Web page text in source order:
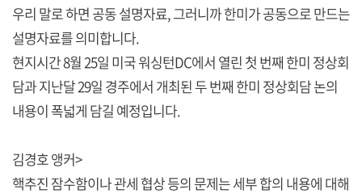
우리 말로 하면 공동 설명자료, 그러니까 한미가 공동으로 만드는
설명자료를 의미합니다.
현지시간 8월 25일 미국 워싱턴DC에서 열린 첫 번째 한미 정상회
담과 지난달 29일 경주에서 개최된 두 번째 한미 정상회담 논의
내용이 폭넓게 담길 예정입니다.
김경호 앵커>
핵추진 잠수함이나 관세 협상 등의 문제는 세부 합의 내용에 대해